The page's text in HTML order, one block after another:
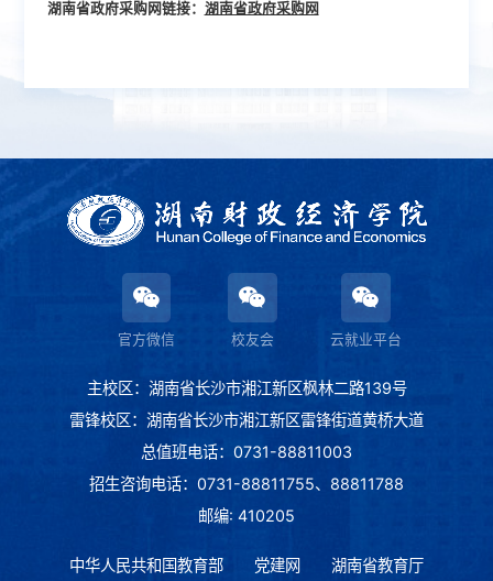
湖南省政府采购网链接： 湖南省政府采购网
官方微信 校友会 云就业平台
主校区：湖南省长沙市湘江新区枫林二路139号
雷锋校区：湖南省长沙市湘江新区雷锋街道黄桥大道
总值班电话：0731-88811003
招生咨询电话：0731-88811755、88811788
邮编: 410205
中华人民共和国教育部 党建网 湖南省教育厅